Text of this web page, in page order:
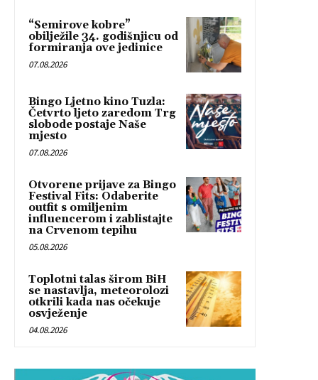
“Semirove kobre”
obilježile 34. godišnjicu od
formiranja ove jedinice
07.08.2026
Bingo Ljetno kino Tuzla:
Četvrto ljeto zaredom Trg
slobode postaje Naše
mjesto
07.08.2026
Otvorene prijave za Bingo
Festival Fits: Odaberite
outfit s omiljenim
influencerom i zablistajte
na Crvenom tepihu
05.08.2026
Toplotni talas širom BiH
se nastavlja, meteorolozi
otkrili kada nas očekuje
osvježenje
04.08.2026